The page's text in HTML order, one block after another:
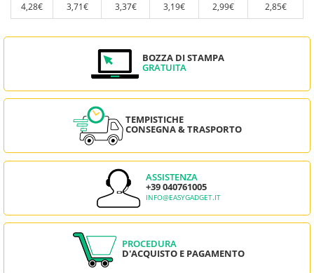
4,28€
3,71€ 3,37€ 3,19€ 2,99€ 2,85€
BOZZA DI STAMPA
GRATUITA
TEMPISTICHE
CONSEGNA & TRASPORTO
ASSISTENZA
+39 040761005
INFO@EASYGADGET.IT
PROCEDURA
D'ACQUISTO E PAGAMENTO